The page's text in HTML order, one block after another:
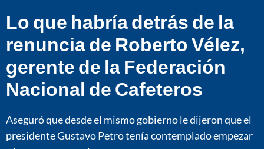
Lo que habría detrás de la
renuncia de Roberto Vélez,
gerente de la Federación
Nacional de Cafeteros
Aseguró que desde el mismo gobierno le dijeron que el
presidente Gustavo Petro tenía contemplado empezar